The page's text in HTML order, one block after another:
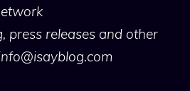
press releases and other